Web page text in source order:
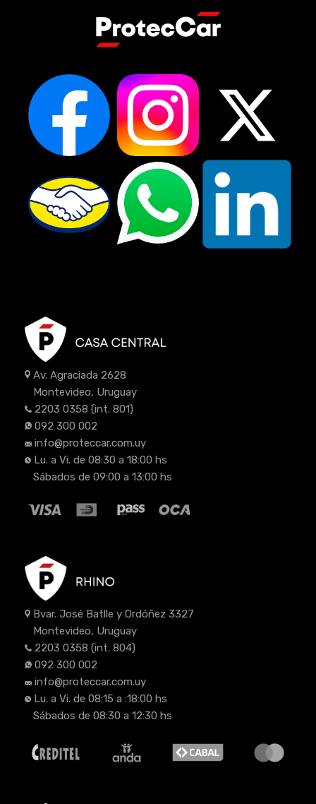
Av. Agraciada 2628
Montevideo, Uruguay
2203 0358 (int. 801)
092 300 002
info@proteccar.com.uy
Lu. a Vi. de 08:30 a 18:00 hs
Sábados de 09:00 a 13:00 hs
Bvar. José Batlle y Ordóñez 3327
Montevideo, Uruguay
2203 0358 (int. 804)
092 300 002
info@proteccar.com.uy
Lu. a Vi. de 08:15 a :18:00 hs
Sábados de 08:30 a 12:30 hs